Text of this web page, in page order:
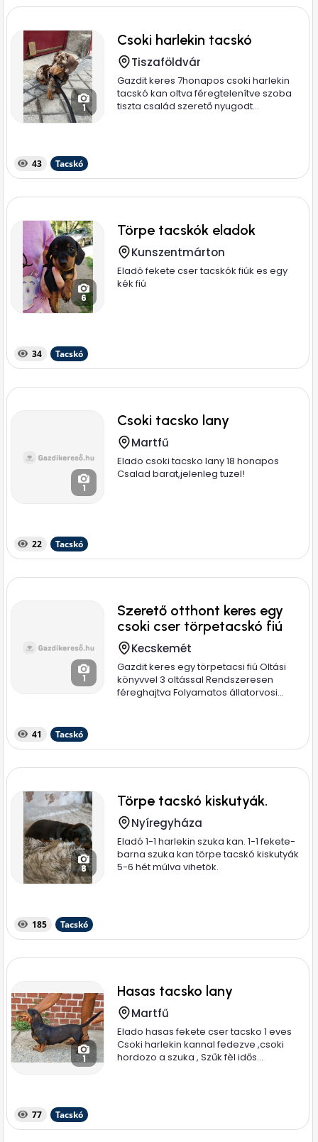
1
Csoki harlekin tacskó
Tiszaföldvár
Gazdit keres 7honapos csoki harlekin
tacskó kan oltva féregtelenítve szoba
tiszta család szerető nyugodt...
43 Tacskó
6
Törpe tacskók eladok
Kunszentmárton
Eladó fekete cser tacskók fiúk es egy
kék fiú
34 Tacskó
1
Csoki tacsko lany
Martfű
Elado csoki tacsko lany 18 honapos
Csalad barat,jelenleg tuzel!
22 Tacskó
1
Szerető otthont keres egy
csoki cser törpetacskó fiú
Kecskemét
Gazdit keres egy törpetacsi fiú Oltási
könyvvel 3 oltással Rendszeresen
féreghajtva Folyamatos állatorvosi...
41 Tacskó
8
Törpe tacskó kiskutyák.
Nyíregyháza
Eladó 1-1 harlekin szuka kan. 1-1 fekete-
barna szuka kan törpe tacskó kiskutyák
5-6 hét múlva vihetök.
185 Tacskó
1
Hasas tacsko lany
Martfű
Elado hasas fekete cser tacsko 1 eves
Csoki harlekin kannal fedezve ,csoki
hordozo a szuka , Szűk fèl idős...
77 Tacskó